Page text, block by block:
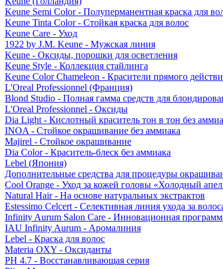
Keune Semi Color - Полуперманентная краска для
Keune Tinta Color - Стойкая краска для волос
Keune Care - Уход
1922 by J.M. Keune - Мужская линия
Keune - Оксиды, порошки для осветления
Keune Style - Коллекция стайлинга
Keune Color Chameleon - Красители прямого
L'Oreal Professionnel (Франция)
Blond Studio - Полная гамма средств для
L'Oreal Professionnel - Оксиды
Dia Light - Кислотный краситель тон в тон без
INOA - Стойкое окрашивание без аммиака
Majirel - Стойкое окрашивание
Dia Color - Краситель-блеск без аммиака
Lebel (Япония)
Дополнительные средства для процедуры
Cool Orange - Уход за кожей головы «Холодный
Natural Hair - На основе натуральных экстрактов
Estessimo Celcert - Селективная линия ухода за
Infinity Aurum Salon Care - Инновационная
IAU Infinity Aurum - Аромалиния
Lebel - Краска для волос
Materia OXY - Оксиданты
PH 4.7 - Восстанавливающая серия